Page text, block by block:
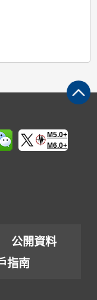
M5.0+
M6.0+
公開資料
指南